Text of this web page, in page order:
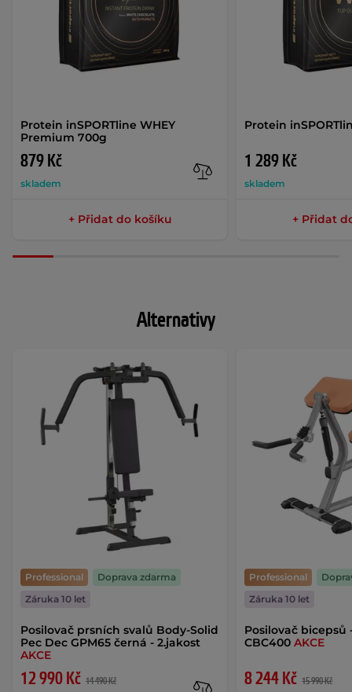
Protein inSPORTline WHEY
Premium 700g
879 Kč
skladem
+ Přidat do košíku
Protein
1 289 Kč
skladem
+ Přidat
Alternativy
Posilovač prsních svalů Body-Solid
Pec Dec GPM65 černá - 2.jakost
AKCE
12 990 Kč 14 490 Kč
Professional
Doprava zdarma
Záruka 10 let
Posilovač bicepsů
CBC400AKCE
8 244 Kč 15 990 Kč
Professional
Záruka 10 let